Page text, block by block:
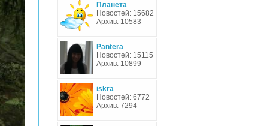
Планета
Новостей: 15682
Архив: 10583
Pantera
Новостей: 15115
Архив: 10899
iskra
Новостей: 6772
Архив: 7294